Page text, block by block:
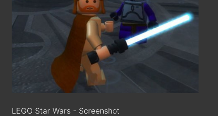
LEGO Star Wars - Screenshot